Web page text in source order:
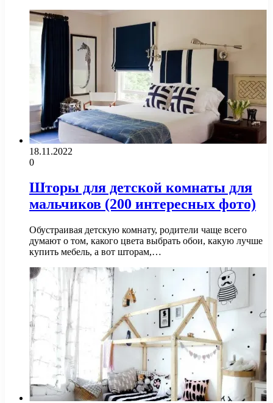
18.11.2022
0
Шторы для детской комнаты для
мальчиков (200 интересных фото)
Обустраивая детскую комнату, родители чаще всего
думают о том, какого цвета выбрать обои, какую лучше
купить мебель, а вот шторам,…